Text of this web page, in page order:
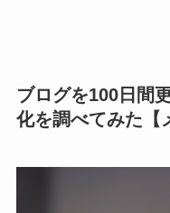
ブログを100日間
化を調べてみた【